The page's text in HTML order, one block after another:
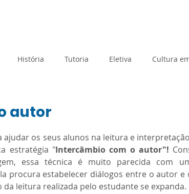
História Tutoria Eletiva Cultura
Metodologias Ativas Orientação de Estudos
Processo Seletivo Planejamento
autor
ajudar os seus alunos na leitura e
estratégia "Intercâmbio com o autor"!
essa técnica é muito parecida com
procura estabelecer diálogos entre o autor
leitura realizada pelo estudante se expanda.